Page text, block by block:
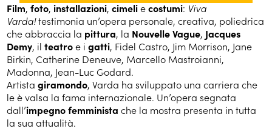
Film,foto,installazioni,cimeliecostumi:Viva
Varda!testimonia un’opera personale, creativa, poliedrica
che abbraccia la pittura, la Nouvelle Vague, Jacques
Demy, ilteatroe igatti, Fidel Castro, Jim Morrison, Jane
Birkin, Catherine Deneuve, Marcello Mastroianni,
Madonna, Jean-Luc Godard.
Artistagiramondo, Varda ha sviluppato una carriera che
le è valsa la fama internazionale. Un’opera segnata
dall’impegno femminista che la mostra presenta in tutta
la sua attualità.